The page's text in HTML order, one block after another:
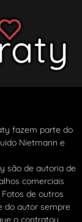
fazem parte do
Nietmann e
são de autoria de
comerciais
de outros
do autor sempre
o contratou.